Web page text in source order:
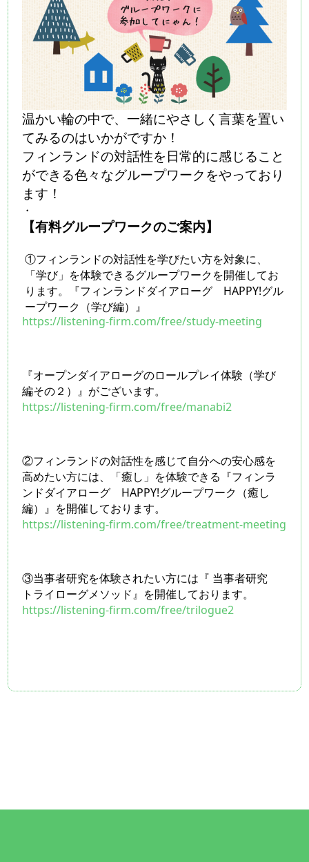
温かい輪の中で、一緒にやさしく言葉を置い
てみるのはいかがですか！
フィンランドの対話性を日常的に感じること
ができる色々なグループワークをやっており
ます！
・
【有料グループワークのご案内】
①フィンランドの対話性を学びたい方を対象に、
「学び」を体験できるグループワークを開催してお
ります。『フィンランドダイアローグ　HAPPY!グル
ープワーク（学び編）』
https://listening-firm.com/free/study-meeting
『オープンダイアローグのロールプレイ体験（学び
編その２）』がございます。
https://listening-firm.com/free/manabi2
②フィンランドの対話性を感じて自分への安心感を
高めたい方には、「癒し」を体験できる『フィンラ
ンドダイアローグ　HAPPY!グループワーク（癒し
編）』を開催しております。
https://listening-firm.com/free/treatment-meeting
③当事者研究を体験されたい方には『 当事者研究
トライローグメソッド』を開催しております。
https://listening-firm.com/free/trilogue2